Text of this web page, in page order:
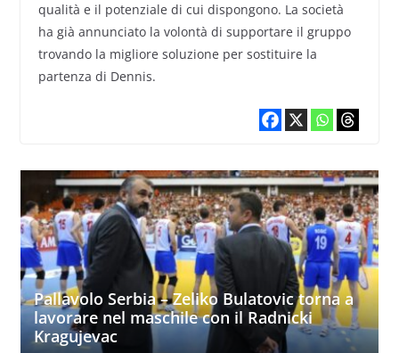
qualità e il potenziale di cui dispongono. La società
ha già annunciato la volontà di supportare il gruppo
trovando la migliore soluzione per sostituire la
partenza di Dennis.
Pallavolo Serbia – Zeliko Bulatovic torna a
lavorare nel maschile con il Radnicki
Kragujevac